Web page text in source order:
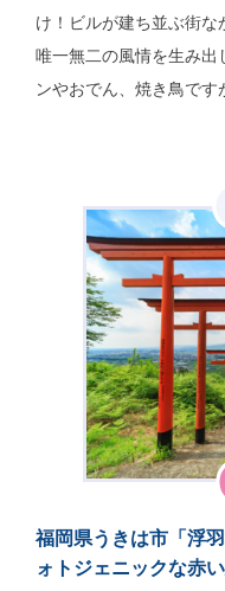
け！ビルが建ち並ぶ街な
唯一無二の風情を生み出
ンやおでん、焼き鳥で
福岡県うきは市「浮
ォトジェニックな赤